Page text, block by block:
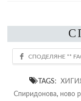
TAGS:
Спиридонова, ново